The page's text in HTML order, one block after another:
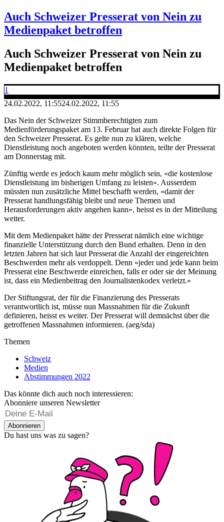
Auch Schweizer Presserat von Nein zu
Medienpaket betroffen
Auch Schweizer Presserat von Nein zu
Medienpaket betroffen
1
24.02.2022, 11:5524.02.2022, 11:55
Das Nein der Schweizer Stimmberechtigten zum
Medienförderungspaket am 13. Februar hat auch direkte Folgen für
den Schweizer Presserat. Es gelte nun zu klären, welche
Dienstleistung noch angeboten werden könnten, teilte der Presserat
am Donnerstag mit.
Zünftig werde es jedoch kaum mehr möglich sein, «die kostenlose
Dienstleistung im bisherigen Umfang zu leisten». Ausserdem
müssten nun zusätzliche Mittel beschafft werden, «damit der
Presserat handlungsfähig bleibt und neue Themen und
Herausforderungen aktiv angehen kann», heisst es in der Mitteilung
weiter.
Mit dem Medienpaket hätte der Presserat nämlich eine wichtige
finanzielle Unterstützung durch den Bund erhalten. Denn in den
letzten Jahren hat sich laut Presserat die Anzahl der eingereichten
Beschwerden mehr als verdoppelt. Denn «jeder und jede kann beim
Presserat eine Beschwerde einreichen, falls er oder sie der Meinung
ist, dass ein Medienbeitrag den Journalistenkodex verletzt.»
Der Stiftungsrat, der für die Finanzierung des Presserats
verantwortlich ist, müsse nun Massnahmen für die Zukunft
definieren, heisst es weiter. Der Presserat will demnächst über die
getroffenen Massnahmen informieren. (aeg/sda)
Themen
Schweiz
Medien
Abstimmungen 2022
Das könnte dich auch noch interessieren:
Abonniere unseren Newsletter
Abonnieren
Du hast uns was zu sagen?